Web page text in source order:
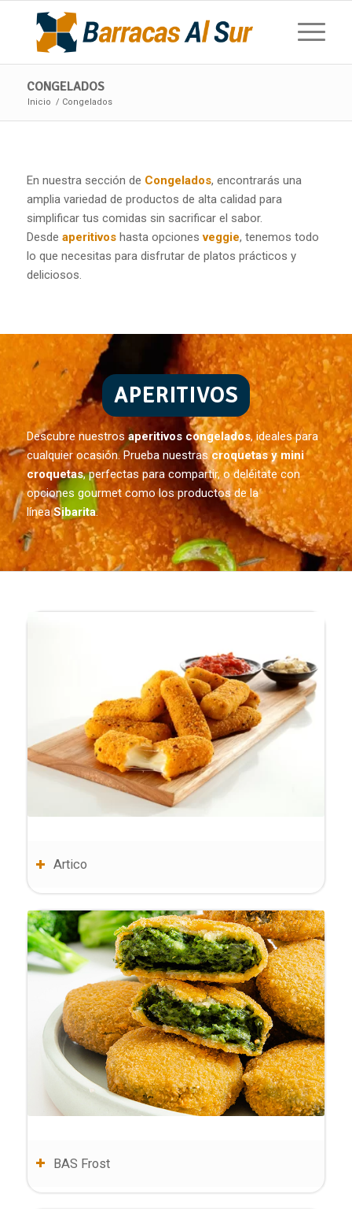
CONGELADOS
Inicio / Congelados
En nuestra sección de Congelados, encontrarás una
amplia variedad de productos de alta calidad para
simplificar tus comidas sin sacrificar el sabor.
Desde aperitivoshasta opcionesveggie, tenemos todo
lo que necesitas para disfrutar de platos prácticos y
deliciosos.
APERITIVOS
Descubre nuestros aperitivos congelados, ideales para
cualquier ocasión. Prueba nuestrascroquetas y mini
croquetas, perfectas para compartir, o deléitate con
opciones gourmet como los productos de la
líneaSibarita.
Artico
BAS Frost